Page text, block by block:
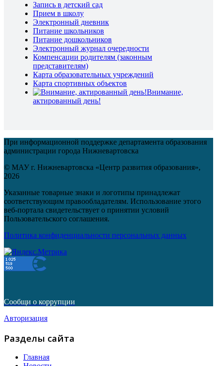
Запись в детский сад
Прием в школу
Электронный дневник
Питание школьников
Питание дошкольников
Электронный журнал очередности
Компенсации родителям (законным
представителям)
Карта образовательных учреждений
Карта спортивных объектов
Внимание,
актированный день!
При информационной поддержке департамента образования
администрации города Нижневартовска
© МАУ г. Нижневартовска «Центр развития образования»,
2026
Указанные товарные знаки и логотипы принадлежат
соответствующим правообладателям. Использование этого
веб-портала свидетельствует о принятии условий
Пользовательского соглашения.
Политика конфиденциальности персональных данных
Сообщи о коррупции
Авторизация
Разделы сайта
Главная